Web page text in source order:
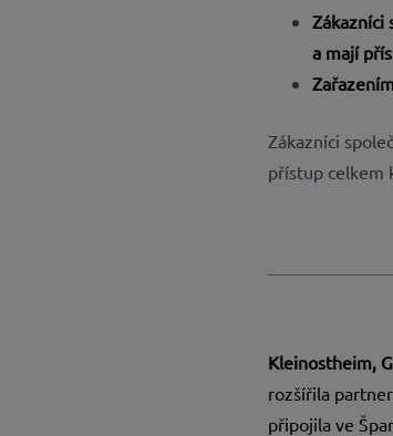
Zákazníci
a mají
Zákazníci
přístup celkem
Kleinostheim,
rozšířila
připojila ve